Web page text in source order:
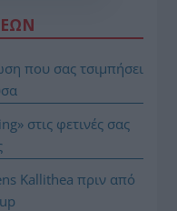
που σας τσιμπήσει
στις φετινές σας
Kallithea πριν από